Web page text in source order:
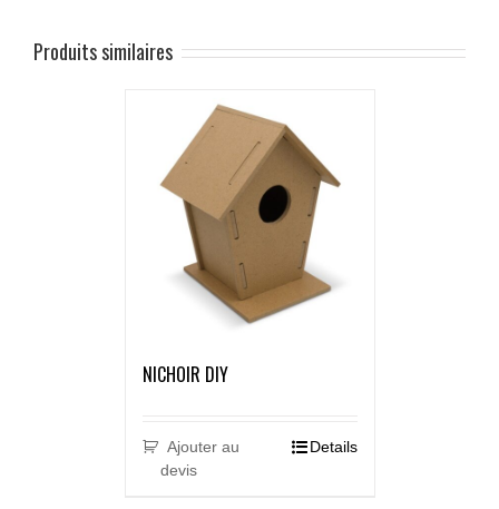
Produits similaires
NICHOIR DIY
Ajouter au
devis
Details